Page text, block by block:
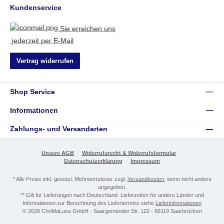
Kundenservice
Sie erreichen uns
jederzeit per E-Mail
Vertrag widerrufen
Shop Service
Informationen
Zahlungs- und Versandarten
Unsere AGB
Widerrufsrecht & Widerrufsformular
Datenschutzerklärung
Impressum
* Alle Preise inkl. gesetzl. Mehrwertsteuer zzgl. Versandkosten, wenn nicht anders
angegeben.
** Gilt für Lieferungen nach Deutschland. Lieferzeiten für andere Länder und
Informationen zur Berechnung des Liefertermins siehe Lieferinformationen
© 2026 ChriMaLuxe GmbH - Saargemünder Str. 122 - 66119 Saarbrücken